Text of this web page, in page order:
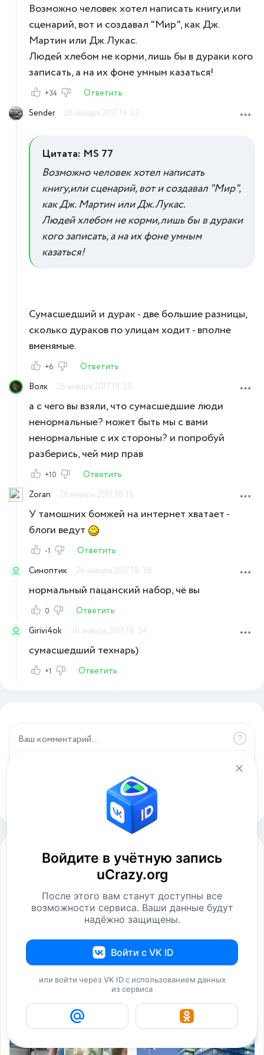
Возможно человек хотел написать книгу,или
сценарий, вот и создавал "Мир", как Дж.
Мартин или Дж.Лукас.
Людей хлебом не корми,лишь бы в дураки кого
записать, а на их фоне умным казаться!
+34
Ответить
Sender
26 января 2017 14:03
Цитата: MS 77
Возможно человек хотел написать
книгу,или сценарий, вот и создавал "Мир",
как Дж. Мартин или Дж.Лукас.
Людей хлебом не корми,лишь бы в дураки
кого записать, а на их фоне умным
казаться!
Сумасшедший и дурак - две большие разницы,
сколько дураков по улицам ходит - вполне
вменямые.
+6
Ответить
Bолк
26 января 2017 15:55
а с чего вы взяли, что сумасшедшие люди
ненормальные? может быть мы с вами
ненормальные с их стороны? и попробуй
разберись, чей мир прав
+10
Ответить
Zoran
26 января 2017 18:16
У тамошних бомжей на интернет хватает -
блоги ведут
-1
Ответить
Синоптик
26 января 2017 18:38
нормальный пацанский набор, чё вы
0
Ответить
Girivi4ok
26 января 2017 18:54
сумасшедший технарь)
+1 Ответить
Отправить комментарий
Смотрите также
15 бесполезных на
первый взгляд вещей,
Фотографии
20 изображений,
которые совсем не
Фотографии
Войдите в учётную запись
uCrazy.org
После этого вам станут доступны все
возможности сервиса. Ваши данные будут
надёжно защищены.
Войти с VK ID
или войти через VK ID с использованием данных
из сервиса